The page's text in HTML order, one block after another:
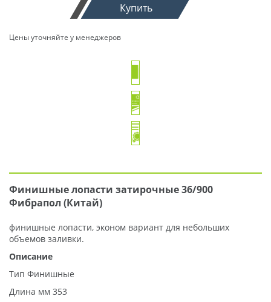
Купить
Цены уточняйте у менеджеров
Финишные лопасти затирочные 36/900
Фибрапол (Китай)
финишные лопасти, эконом вариант для небольших
объемов заливки.
Описание
Тип Финишные
Длина мм 353